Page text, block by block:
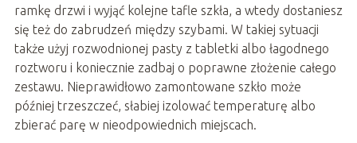
ramkę drzwi i wyjąć kolejne tafle szkła, a wtedy dostaniesz
się też do zabrudzeń między szybami. W takiej sytuacji
także użyj rozwodnionej pasty z tabletki albo łagodnego
roztworu i koniecznie zadbaj o poprawne złożenie całego
zestawu. Nieprawidłowo zamontowane szkło może
później trzeszczeć, słabiej izolować temperaturę albo
zbierać parę w nieodpowiednich miejscach.